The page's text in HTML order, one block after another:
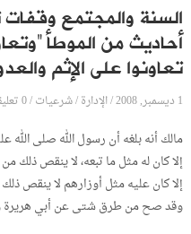
السنة والمجتمع
أحاديث من الموطأ
تعاونوا على الإثم
1 ديسمبر, 2008 /الإدارة/شرعيات/0 تعليقات
مالك أنه بلغه أن رسول الله صلى
إلا كان له مثل ما تبعه، لا ينقص ذلك
إلا كان عليه مثل أوزارهم لا ينقص
وقد صح من طرق شتى عن أبي هريرة